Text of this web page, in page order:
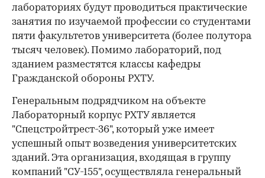
лабораториях будут проводиться практические
занятия по изучаемой профессии со студентами
пяти факультетов университета (более полутора
тысяч человек). Помимо лабораторий, под
зданием разместятся классы кафедры
Гражданской обороны РХТУ.
Генеральным подрядчиком на объекте
Лабораторный корпус РХТУ является
"Спецстройтрест-36", который уже имеет
успешный опыт возведения университетских
зданий. Эта организация, входящая в группу
компаний "СУ-155", осуществляла генеральный